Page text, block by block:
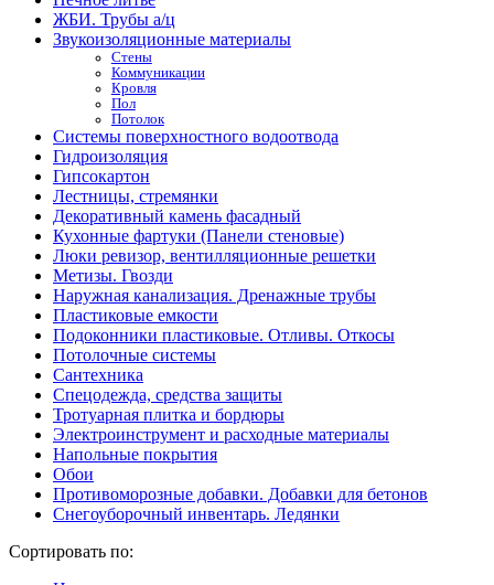
ЖБИ. Трубы а/ц
Звукоизоляционные материалы
Стены
Коммуникации
Кровля
Пол
Потолок
Системы поверхностного водоотвода
Гидроизоляция
Гипсокартон
Лестницы, стремянки
Декоративный камень фасадный
Кухонные фартуки (Панели стеновые)
Люки ревизор, вентилляционные решетки
Метизы. Гвозди
Наружная канализация. Дренажные трубы
Пластиковые емкости
Подоконники пластиковые. Отливы. Откосы
Потолочные системы
Сантехника
Спецодежда, средства защиты
Тротуарная плитка и бордюры
Электроинструмент и расходные материалы
Напольные покрытия
Обои
Противоморозные добавки. Добавки для бетонов
Снегоуборочный инвентарь. Ледянки
Сортировать по: